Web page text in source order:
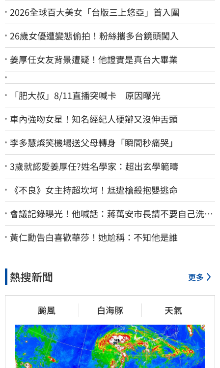
2026全球百大美女「台版三上悠亞」首入圍
26歲女優遭變態偷拍！粉絲攜多台鏡頭闖入
姜厚任女友背景遭疑！他證實是真台大畢業
「肥大叔」8/11直播突喊卡 原因曝光
車內強吻女星！知名經紀人硬辯又沒伸舌頭
李多慧燦笑機場送父母轉身「瞬間秒痛哭」
3歲就認愛姜厚任?姓名學家：超出玄學範疇
《不良》女主持超坎坷！尪遭槍殺抱嬰逃命
會議記錄曝光！他喊話：蔣萬安市長請不要自己洗自
己的記憶好嗎？
黃仁勳告白喜歡華莎！她尬稱：不知他是誰
熱搜新聞 更多
颱風 白海豚 天氣